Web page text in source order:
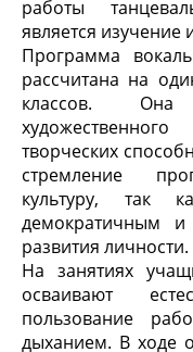
работы
является изучение
Программа
рассчитана на
классов. Она
творческих
стремление
культуру, так
демократичным
развития личности.
На занятиях
осваивают
пользование
дыханием. В ходе